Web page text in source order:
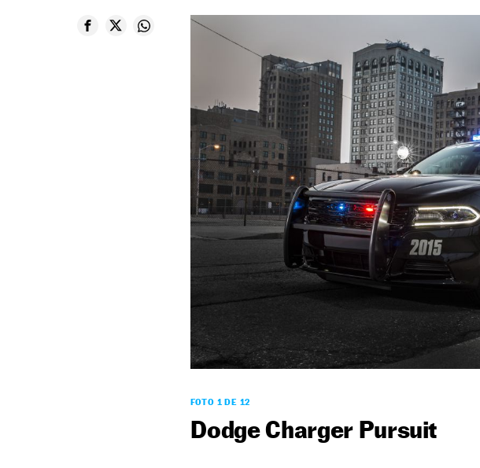
FOTO 1 DE 12
Dodge Charger Pursuit